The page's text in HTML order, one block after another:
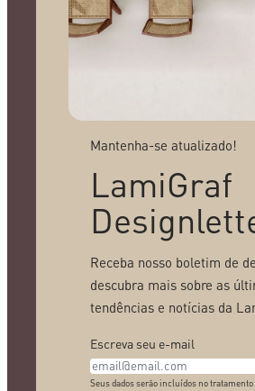
Mantenha-se atualizado!
LamiGraf
Receba nosso boletim de
descubra mais sobre as
tendências e notícias da
Escreva seu e-mail
Seus dados serão incluídos no tratamento